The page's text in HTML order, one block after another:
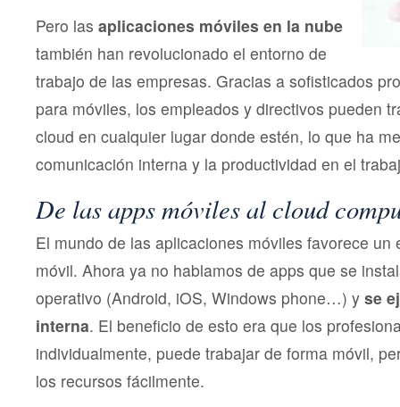
Pero las aplicaciones móviles en la nube
también han revolucionado el entorno de
trabajo de las empresas. Gracias a sofisticados
para móviles, los empleados y directivos pueden
cloud en cualquier lugar donde estén, lo que ha
comunicación interna y la productividad en el
De las apps móviles al cloud
El mundo de las aplicaciones móviles favorece un
móvil. Ahora ya no hablamos de apps que se
operativo (Android, iOS, Windows phone…) y se
interna. El beneficio de esto era que los
individualmente, puede trabajar de forma móvil,
los recursos fácilmente.